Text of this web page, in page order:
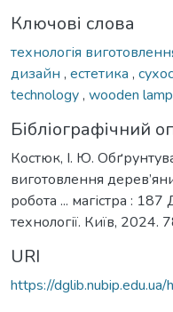
Ключові слова
технологія
дизайн , естетика ,
technology, wooden lamp
Бібліографічний
Костюк, І. Ю.
виготовлення
робота ... магістра :
технології. Київ, 2024.
URI
https://